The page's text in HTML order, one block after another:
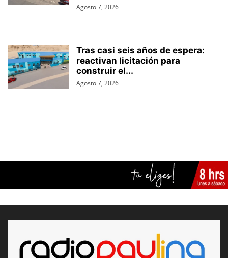
Agosto 7, 2026
Tras casi seis años de espera:
reactivan licitación para
construir el...
Agosto 7, 2026